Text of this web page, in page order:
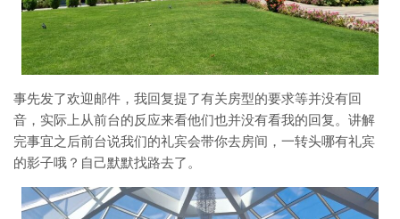
事先发了欢迎邮件，我回复提了有关房型的要求等并没有回
音，实际上从前台的反应来看他们也并没有看我的回复。讲解
完事宜之后前台说我们的礼宾会带你去房间，一转头哪有礼宾
的影子哦？自己默默找路去了。